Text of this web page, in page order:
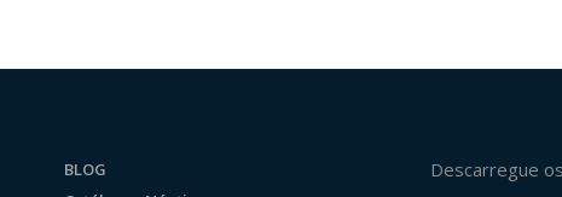
BLOG
Descarregue